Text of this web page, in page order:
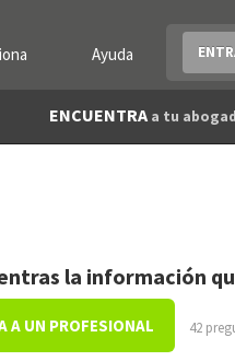
Ayuda
ENCUENTRA a tu
la información
A UN PROFESIONAL 42